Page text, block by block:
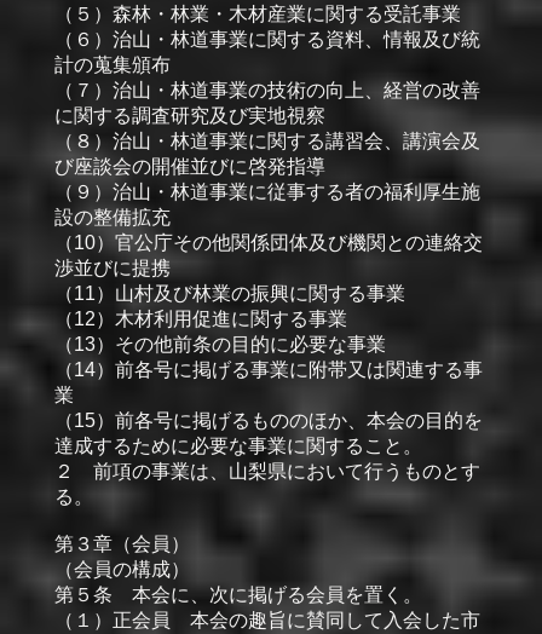
（５）森林・林業・木材産業に関する受託事業
（６）治山・林道事業に関する資料、情報及び統
計の蒐集頒布
（７）治山・林道事業の技術の向上、経営の改善
に関する調査研究及び実地視察
（８）治山・林道事業に関する講習会、講演会及
び座談会の開催並びに啓発指導
（９）治山・林道事業に従事する者の福利厚生施
設の整備拡充
（10）官公庁その他関係団体及び機関との連絡交
渉並びに提携
（11）山村及び林業の振興に関する事業
（12）木材利用促進に関する事業
（13）その他前条の目的に必要な事業
（14）前各号に掲げる事業に附帯又は関連する事
業
（15）前各号に掲げるもののほか、本会の目的を
達成するために必要な事業に関すること。
２ 前項の事業は、山梨県において行うものとす
る。
第３章（会員）
（会員の構成）
第５条 本会に、次に掲げる会員を置く。
（１）正会員 本会の趣旨に賛同して入会した市